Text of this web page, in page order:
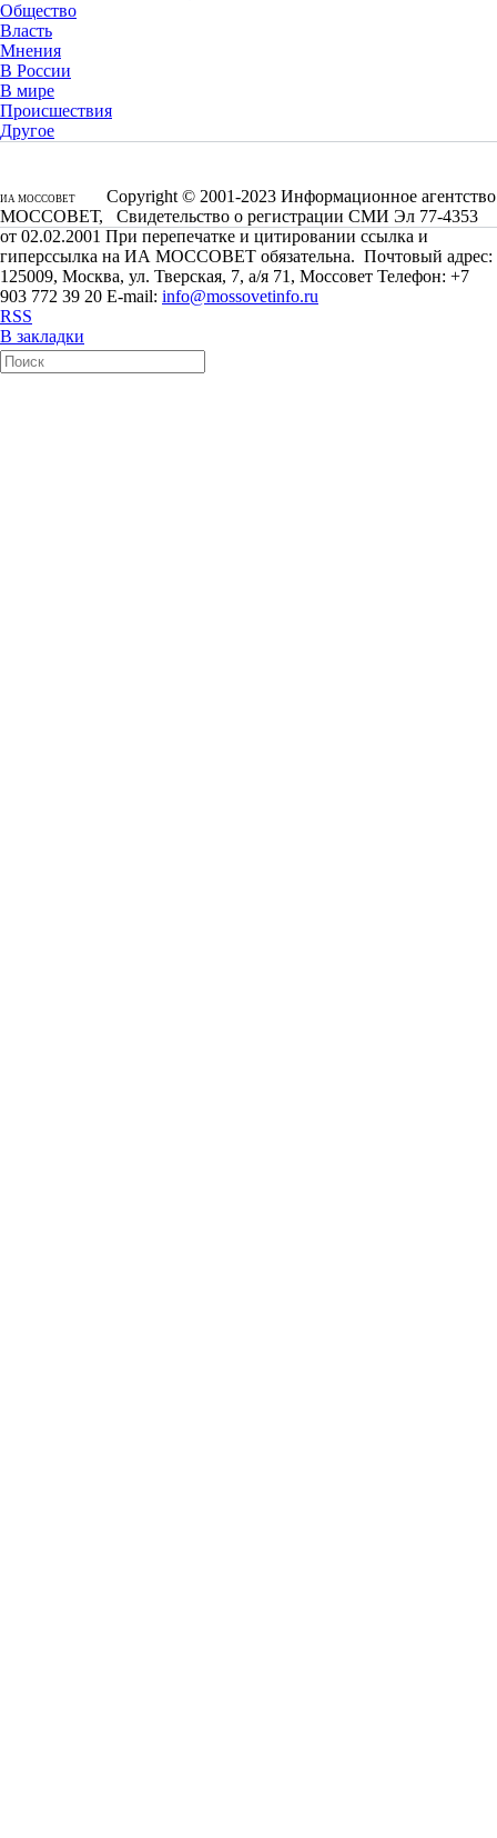
Общество
Власть
Мнения
В России
В мире
Происшествия
Другое
ИА МОССОВЕТ
Copyright © 2001-2023 Информационное агентство
МОССОВЕТ, Свидетельство о регистрации СМИ Эл 77-4353
от 02.02.2001 При перепечатке и цитировании ссылка и
гиперссылка на ИА МОССОВЕТ обязательна. Почтовый адрес:
125009, Москва, ул. Тверская, 7, а/я 71, Моссовет Телефон: +7
903 772 39 20 E-mail: info@mossovetinfo.ru
RSS
В закладки